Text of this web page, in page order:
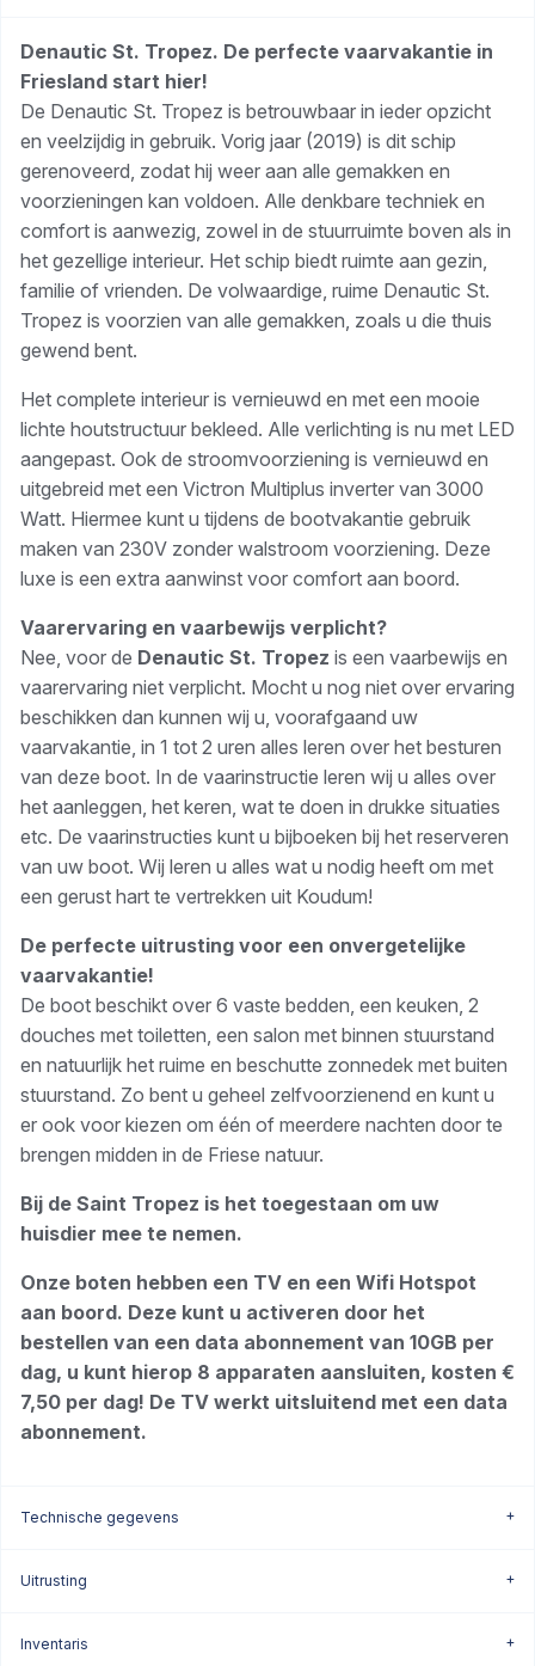
Denautic St. Tropez. De perfecte vaarvakantie in
Friesland start hier!
De Denautic St. Tropez is betrouwbaar in ieder opzicht
en veelzijdig in gebruik. Vorig jaar (2019) is dit schip
gerenoveerd, zodat hij weer aan alle gemakken en
voorzieningen kan voldoen. Alle denkbare techniek en
comfort is aanwezig, zowel in de stuurruimte boven als in
het gezellige interieur. Het schip biedt ruimte aan gezin,
familie of vrienden. De volwaardige, ruime Denautic St.
Tropez is voorzien van alle gemakken, zoals u die thuis
gewend bent.
Het complete interieur is vernieuwd en met een mooie
lichte houtstructuur bekleed. Alle verlichting is nu met LED
aangepast. Ook de stroomvoorziening is vernieuwd en
uitgebreid met een Victron Multiplus inverter van 3000
Watt. Hiermee kunt u tijdens de bootvakantie gebruik
maken van 230V zonder walstroom voorziening. Deze
luxe is een extra aanwinst voor comfort aan boord.
Vaarervaring en vaarbewijs verplicht?
Nee, voor de Denautic St. Tropez is een vaarbewijs en
vaarervaring niet verplicht. Mocht u nog niet over ervaring
beschikken dan kunnen wij u, voorafgaand uw
vaarvakantie, in 1 tot 2 uren alles leren over het besturen
van deze boot. In de vaarinstructie leren wij u alles over
het aanleggen, het keren, wat te doen in drukke situaties
etc. De vaarinstructies kunt u bijboeken bij het reserveren
van uw boot. Wij leren u alles wat u nodig heeft om met
een gerust hart te vertrekken uit Koudum!
De perfecte uitrusting voor een onvergetelijke
vaarvakantie!
De boot beschikt over 6 vaste bedden, een keuken, 2
douches met toiletten, een salon met binnen stuurstand
en natuurlijk het ruime en beschutte zonnedek met buiten
stuurstand. Zo bent u geheel zelfvoorzienend en kunt u
er ook voor kiezen om één of meerdere nachten door te
brengen midden in de Friese natuur.
Bij de Saint Tropez is het toegestaan om uw
huisdier mee te nemen.
Onze boten hebben een TV en een Wifi Hotspot
aan boord. Deze kunt u activeren door het
bestellen van een data abonnement van 10GB per
dag, u kunt hierop 8 apparaten aansluiten, kosten €
7,50 per dag! De TV werkt uitsluitend met een data
abonnement.
Technische gegevens
Uitrusting
Inventaris